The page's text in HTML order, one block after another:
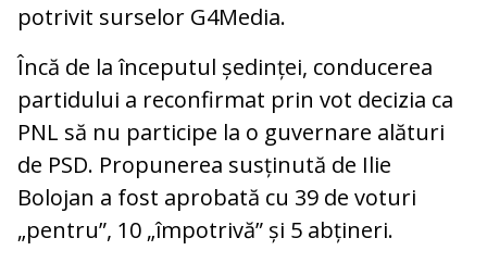
potrivit surselor G4Media.
Încă de la începutul ședinței, conducerea
partidului a reconfirmat prin vot decizia ca
PNL să nu participe la o guvernare alături
de PSD. Propunerea susținută de Ilie
Bolojan a fost aprobată cu 39 de voturi
„pentru”, 10 „împotrivă” și 5 abțineri.